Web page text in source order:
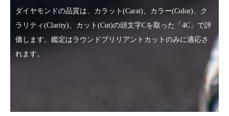
ダイヤモンドの品質は、カラット(Carat)、カラー(Color)、ク
ラリティ(Clarity)、カット(Cut)の頭文字Cを取った「4C」で評
価します。鑑定はラウンドブリリアントカットのみに適応さ
れます。